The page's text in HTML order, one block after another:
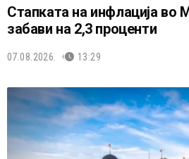
Стапката на инфлација во
забави на 2,3 проценти
07.08.2026. 13:29